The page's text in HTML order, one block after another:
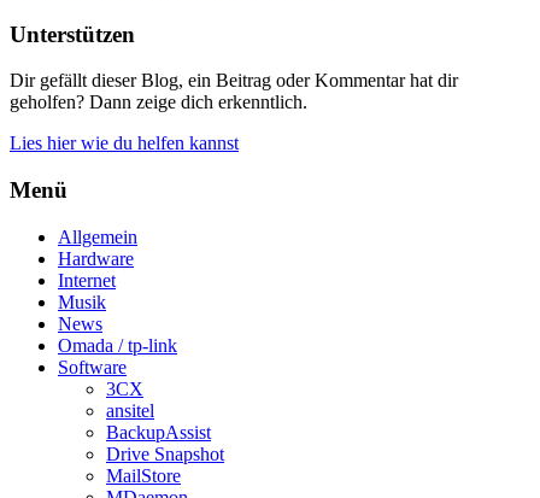
Unterstützen
Dir gefällt dieser Blog, ein Beitrag oder Kommentar hat dir
geholfen? Dann zeige dich erkenntlich.
Lies hier wie du helfen kannst
Menü
Allgemein
Hardware
Internet
Musik
News
Omada / tp-link
Software
3CX
ansitel
BackupAssist
Drive Snapshot
MailStore